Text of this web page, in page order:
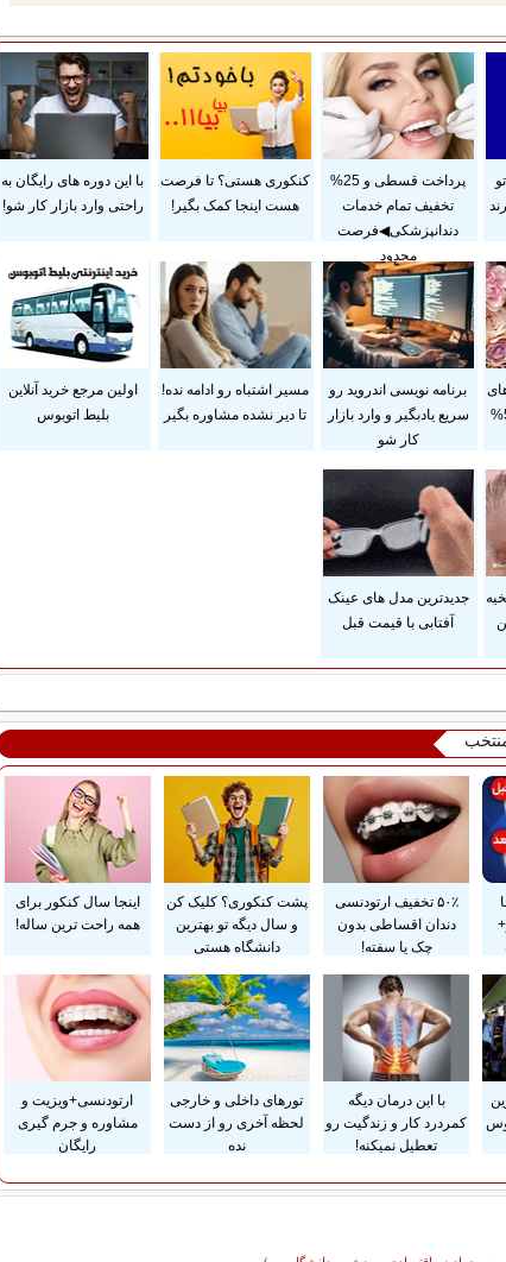
پرداخت قسطی و 25%
تخفیف تمام خدمات
دندانپزشکی◀فرصت
محدود
کنکوری هستی؟ تا فرصت
هست اینجا کمک بگیر!
با این دوره های رایگان به
راحتی وارد بازار کار شو!
آرایشی بهداشتی با 50%
برنامه نویسی اندروید رو
سریع یادبگیر و وارد بازار
کار شو
مسیر اشتباه رو ادامه نده!
تا دیر نشده مشاوره بگیر
اولین مرجع خرید آنلاین
بلیط اتوبوس
جدیدترین مدل های عینک
آفتابی با قیمت قبل
۵۰٪ تخفیف ارتودنسی
دندان اقساطی بدون
چک یا سفته!
پشت کنکوری؟ کلیک کن
و سال دیگه تو بهترین
دانشگاه هستی
اینجا سال کنکور برای
همه راحت ترین ساله!
با این درمان دیگه
کمردرد کار و زندگیت رو
تعطیل نمیکنه!
تورهای داخلی و خارجی
لحظه آخری رو از دست
نده
ارتودنسی+ویزیت و
مشاوره و جرم گیری
رایگان